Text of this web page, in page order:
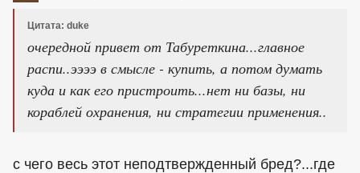
Цитата: duke
очередной привет от Табуреткина...главное
распи..ээээ в смысле - купить, а потом думать
куда и как его пристроить...нет ни базы, ни
кораблей охранения, ни стратегии применения..
с чего весь этот неподтвержденный бред?...где